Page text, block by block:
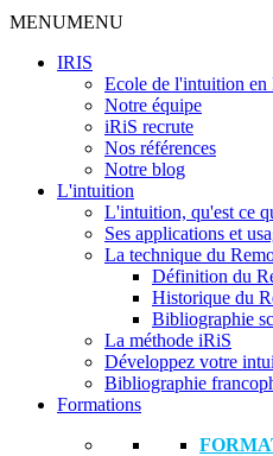
MENUMENU
IRIS
Ecole de l'intuition en
Notre équipe
iRiS recrute
Nos références
Notre blog
L'intuition
L'intuition, qu'est ce
Ses applications et
La technique du
Définition du
Historique du
Bibliographie
La méthode iRiS
Développez votre
Bibliographie
Formations